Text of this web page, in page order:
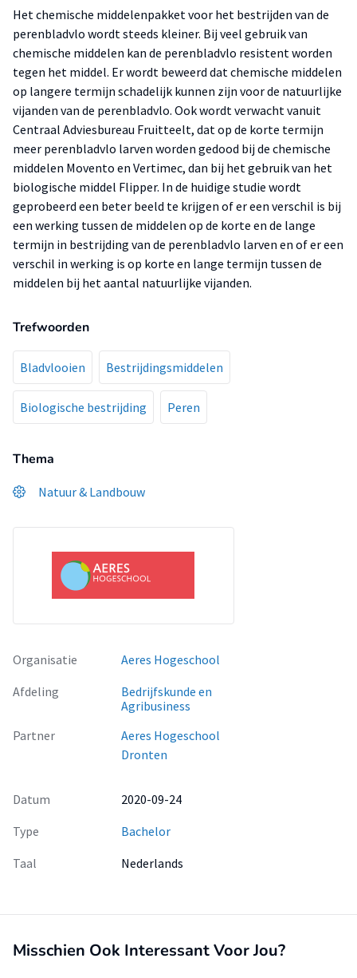
Het chemische middelenpakket voor het bestrijden van de
perenbladvlo wordt steeds kleiner. Bij veel gebruik van
chemische middelen kan de perenbladvlo resistent worden
tegen het middel. Er wordt beweerd dat chemische middelen
op langere termijn schadelijk kunnen zijn voor de natuurlijke
vijanden van de perenbladvlo. Ook wordt verwacht vanuit
Centraal Adviesbureau Fruitteelt, dat op de korte termijn
meer perenbladvlo larven worden gedood bij de chemische
middelen Movento en Vertimec, dan bij het gebruik van het
biologische middel Flipper. In de huidige studie wordt
geprobeerd een beter beeld te krijgen of er een verschil is bij
een werking tussen de middelen op de korte en de lange
termijn in bestrijding van de perenbladvlo larven en of er een
verschil in werking is op korte en lange termijn tussen de
middelen bij het aantal natuurlijke vijanden.
Trefwoorden
Bladvlooien Bestrijdingsmiddelen
Biologische bestrijding Peren
Thema
Natuur & Landbouw
Organisatie
Aeres Hogeschool
Afdeling
Bedrijfskunde en
Agribusiness
Partner
Aeres Hogeschool
Dronten
Datum
2020-09-24
Type
Bachelor
Taal
Nederlands
Misschien Ook Interessant Voor Jou?